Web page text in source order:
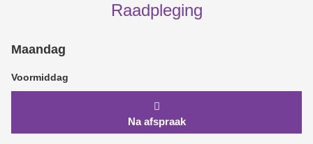
Raadpleging
Maandag
Voormiddag
Na afspraak